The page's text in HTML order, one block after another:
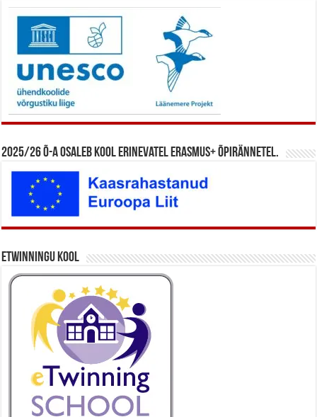
2025/26 õ-a osaleb kool erinevatel Erasmus+ õpirännetel.
eTwinningu kool